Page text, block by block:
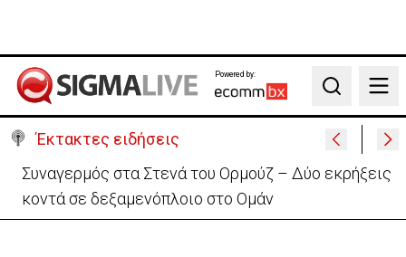
Powered by:
Search
Έκτακτες ειδήσεις
Καμίνι και σήμερα η Κύπρος – Πότε τίθεται σε ισχύ
κίτρινη προειδοποίηση